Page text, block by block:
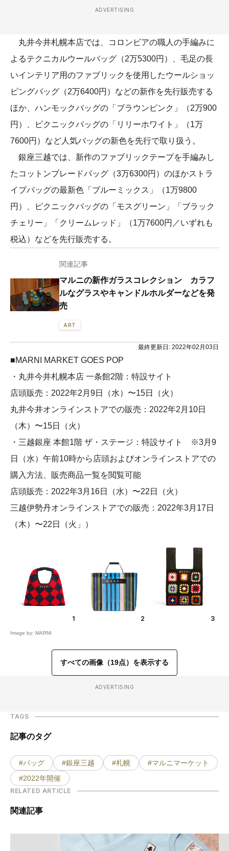
ADVERTISING
丸井今井札幌本店では、コロンビアの職人の手編みに
よるテクニカルウールバッグ（2万5300円）、毛足の長
いインテリア用のファブリックを使用したウールショッ
ピングバッグ（2万6400円）などの新作を先行販売する
ほか、ハンモックバッグの「ブラウンピンク」（2万900
円）、ピクニックバッグの「リリーホワイト」（1万
7600円）など人気バッグの新色を先行で取り扱う。
銀座三越では、新作のファブリックテープを手編みし
たコットンブレードバッグ（3万6300円）のほかストラ
イプバッグの最新色「ブルーミックス」（1万9800
円）、ピクニックバッグの「モスグリーン」「ブラック
チェリー」「クリームレッド」（1万7600円／いずれも
税込）などを先行販売する。
関連記事
マルニの新作ガラスコレクション カラフ
ルなグラスやキャンドルホルダーなどを発
売
ART
最終更新日: 2022年02月03日
■MARNI MARKET GOES POP
・丸井今井札幌本店 一条館2階：特設サイト
店頭販売：2022年2月9日（水）〜15日（火）
丸井今井オンラインストアでの販売：2022年2月10日
（木）〜15日（火）
・三越銀座 本館1階 ザ・ステージ：特設サイト ※3月9
日（水）午前10時から店頭およびオンラインストアでの
購入方法、販売商品一覧を閲覧可能
店頭販売：2022年3月16日（水）〜22日（火）
三越伊勢丹オンラインストアでの販売：2022年3月17日
（木）〜22日（火」）
1
Image by: MARNI
2 3
すべての画像（19点）を表示する
ADVERTISING
TAGS
記事のタグ
#バッグ #銀座三越 #札幌
#マルニマーケット
#2022年開催
RELATED ARTICLE
関連記事